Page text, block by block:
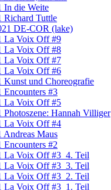
In die Weite
Richard Tuttle
DE-COR (lake)
La Voix Off #9
La Voix Off #8
La Voix Off #7
La Voix Off #6
Kunst und Choreografie
Encounters #3
La Voix Off #5
Photoszene: Hannah Villiger
La Voix Off #4
Andreas Maus
Encounters #2
La Voix Off #3_4. Teil
La Voix Off #3_3. Teil
La Voix Off #3_2. Teil
La Voix Off #3_1. Teil